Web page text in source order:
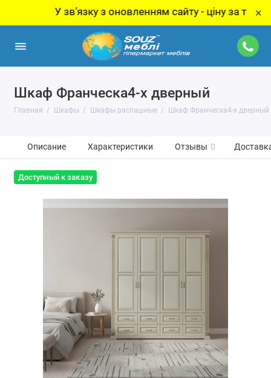
У звʼязку з оновленням сайту - ціну за товар ×
Шкаф Франческа4-х дверный
Главная Шкафы Шкафы распашные Шкаф Франческа4-х дверный
Описание Характеристики Отзывы 0
Доступный к заказу